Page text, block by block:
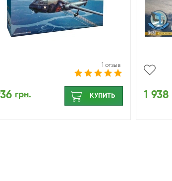
1 отзыв
грн. КУПИТЬ 1 938